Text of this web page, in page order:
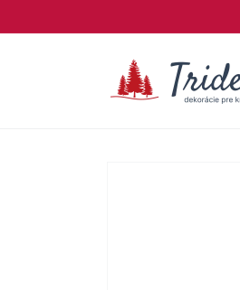
obsah